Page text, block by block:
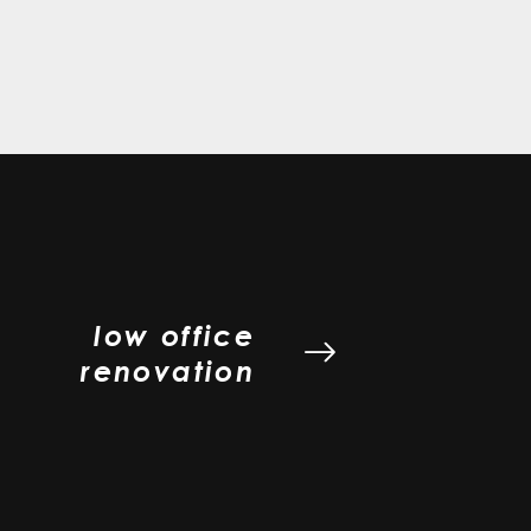
low office
renovation